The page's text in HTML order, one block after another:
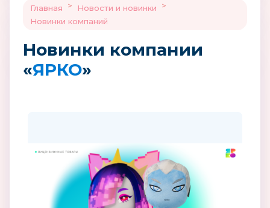
Главная > Новости и новинки
>
Новинки компаний
Новинки компании
«ЯРКО»